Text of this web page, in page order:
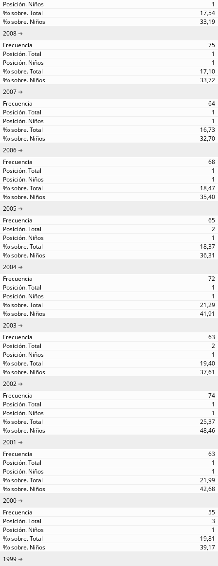
1
17,54
33,19
2008
75
1
1
17,10
33,72
2007
64
1
1
16,73
32,70
2006
68
1
1
18,47
35,40
2005
65
2
1
18,37
36,31
2004
72
1
1
21,29
41,91
2003
63
2
1
19,40
37,61
2002
74
1
1
25,37
48,46
2001
63
1
1
21,99
42,68
2000
55
3
1
19,81
39,17
1999